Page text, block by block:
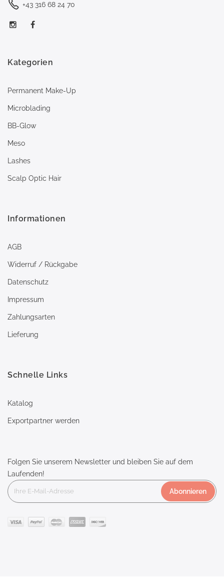
+43 316 68 24 70
Kategorien
Permanent Make-Up
Microblading
BB-Glow
Meso
Lashes
Scalp Optic Hair
Informationen
AGB
Widerruf / Rückgabe
Datenschutz
Impressum
Zahlungsarten
Lieferung
Schnelle Links
Katalog
Exportpartner werden
Folgen Sie unserem Newsletter und bleiben Sie auf dem
Laufenden!
Abonnieren